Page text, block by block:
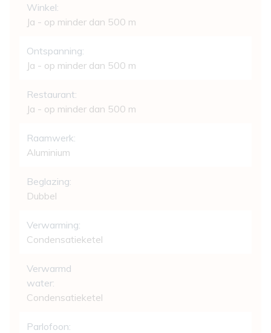
Winkel:
Ja - op minder dan 500 m
Ontspanning:
Ja - op minder dan 500 m
Restaurant:
Ja - op minder dan 500 m
Raamwerk:
Aluminium
Beglazing:
Dubbel
Verwarming:
Condensatieketel
Verwarmd
water:
Condensatieketel
Parlofoon: